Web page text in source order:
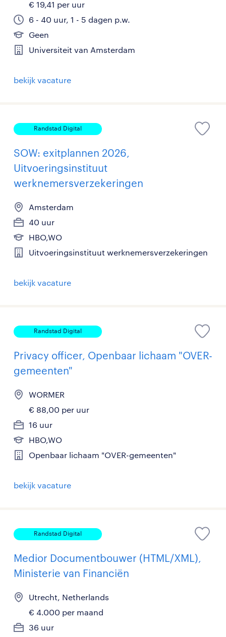
€ 19,41 per uur
6 - 40 uur, 1 - 5 dagen p.w.
Geen
Universiteit van Amsterdam
bekijk vacature
Randstad Digital
SOW: exitplannen 2026,
Uitvoeringsinstituut
werknemersverzekeringen
Amsterdam
40 uur
HBO,WO
Uitvoeringsinstituut werknemersverzekeringen
bekijk vacature
Randstad Digital
Privacy officer, Openbaar lichaam "OVER-
gemeenten"
WORMER
€ 88,00 per uur
16 uur
HBO,WO
Openbaar lichaam "OVER-gemeenten"
bekijk vacature
Randstad Digital
Medior Documentbouwer (HTML/XML),
Ministerie van Financiën
Utrecht, Netherlands
€ 4.000 per maand
36 uur